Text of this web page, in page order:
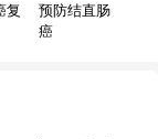
复
预防结直肠
癌